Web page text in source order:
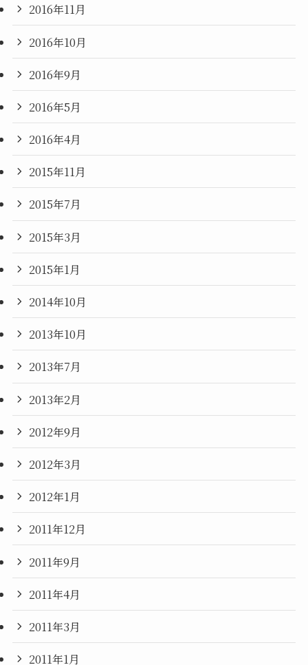
2016年11月
2016年10月
2016年9月
2016年5月
2016年4月
2015年11月
2015年7月
2015年3月
2015年1月
2014年10月
2013年10月
2013年7月
2013年2月
2012年9月
2012年3月
2012年1月
2011年12月
2011年9月
2011年4月
2011年3月
2011年1月